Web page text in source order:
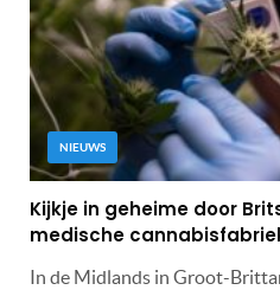
NIEUWS
Kijkje in geheime door
medische
In de Midlands in Groot-